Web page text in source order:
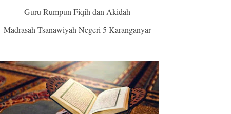
Guru Rumpun Fiqih dan Akidah
Madrasah Tsanawiyah Negeri 5 Karanganyar